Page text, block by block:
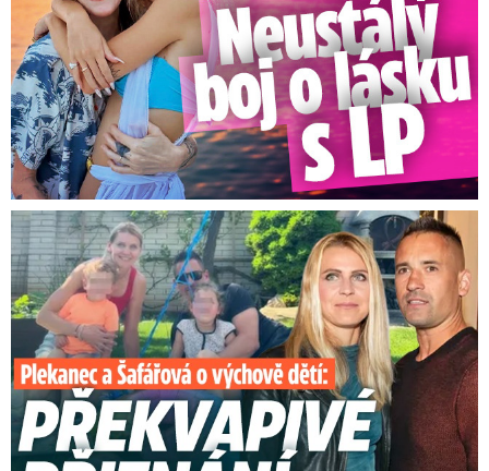
Plekanec a Šafářová o výchově dětí: Překvapivé přiznání